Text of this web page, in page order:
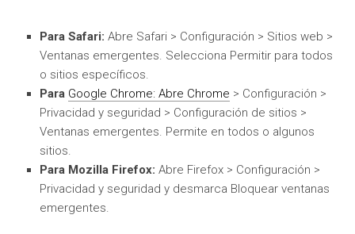
Para Safari: Abre Safari > Configuración > Sitios web >
Ventanas emergentes. Selecciona Permitir para todos
o sitios específicos.
Para Google Chrome: Abre Chrome > Configuración >
Privacidad y seguridad > Configuración de sitios >
Ventanas emergentes. Permite en todos o algunos
sitios.
Para Mozilla Firefox: Abre Firefox > Configuración >
Privacidad y seguridad y desmarca Bloquear ventanas
emergentes.